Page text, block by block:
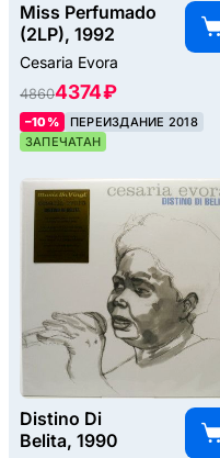
Miss Perfumado
(2LP), 1992
Cesaria Evora
48604374 ₽
–10%
ПЕРЕИЗДАНИЕ 2018
ЗАПЕЧАТАН
Distino Di
Belita, 1990